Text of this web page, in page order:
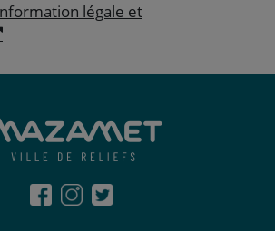
légale et